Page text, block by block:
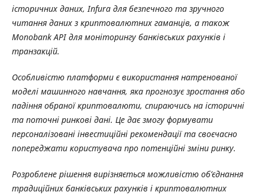
історичних даних, Infura для безпечного та зручного
читання даних з криптовалютних гаманців, а також
Monobank API для моніторингу банківських рахунків і
транзакцій.
Особливістю платформи є використання натренованої
моделі машинного навчання, яка прогнозує зростання або
падіння обраної криптовалюти, спираючись на історичні
та поточні ринкові дані. Це дає змогу формувати
персоналізовані інвестиційні рекомендації та своєчасно
попереджати користувача про потенційні зміни ринку.
Розроблене рішення вирізняється можливістю об’єднання
традиційних банківських рахунків і криптовалютних